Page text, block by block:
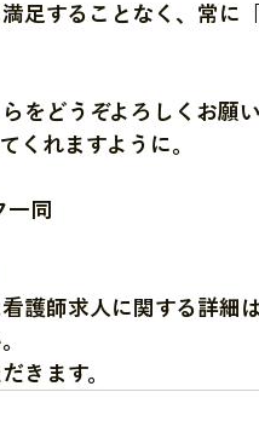
足することなく、常に
をどうぞよろしくお願い
くれますように。
一同
護師求人に関する詳細
きます。